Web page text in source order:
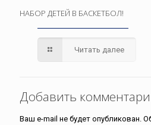
НАБОР ДЕТЕЙ В БАСКЕТБОЛ!
Читать далее
Добавить
Ваш e-mail не будет опубликован.